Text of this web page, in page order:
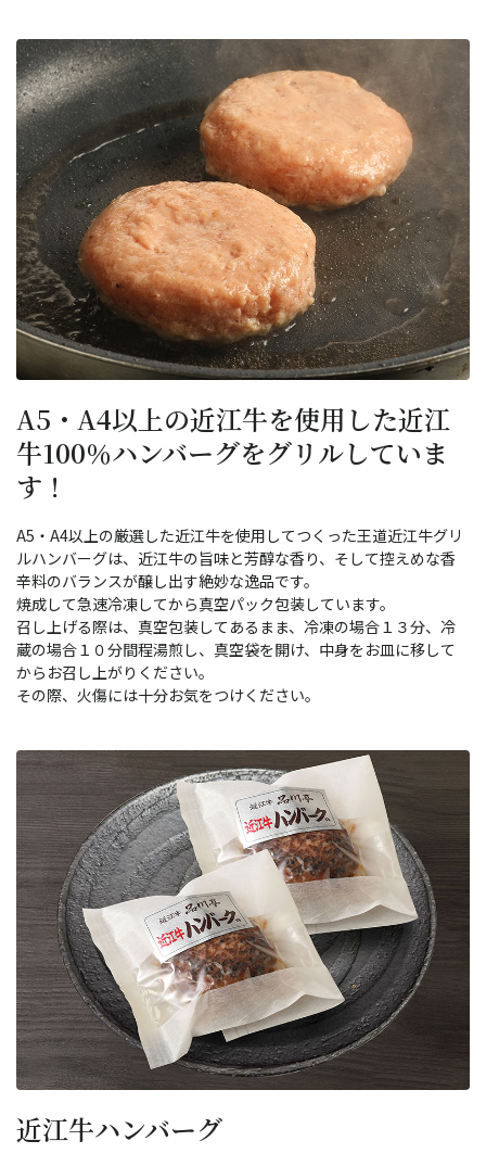
A5・A4以上の近江牛を使用した近江
牛100％ハンバーグをグリルしていま
す！
A5・A4以上の厳選した近江牛を使用してつくった王道近江牛グリ
ルハンバーグは、近江牛の旨味と芳醇な香り、そして控えめな香
辛料のバランスが醸し出す絶妙な逸品です。
焼成して急速冷凍してから真空パック包装しています。
召し上げる際は、真空包装してあるまま、冷凍の場合１３分、冷
蔵の場合１０分間程湯煎し、真空袋を開け、中身をお皿に移して
からお召し上がりください。
その際、火傷には十分お気をつけください。
近江牛ハンバーグ